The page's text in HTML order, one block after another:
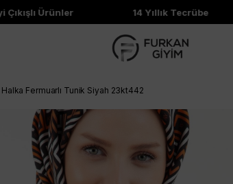
Ürünler 14 Yıllık Tecrübe
Fermuarlı Tunik Siyah 23kt442